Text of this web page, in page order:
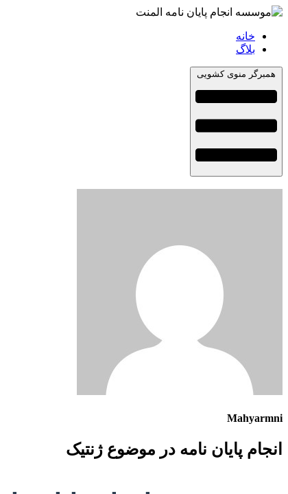
خانه
بلاگ
همبرگر منوی کشویی
Mahyarmni
انجام پایان نامه در موضوع ژنتیک